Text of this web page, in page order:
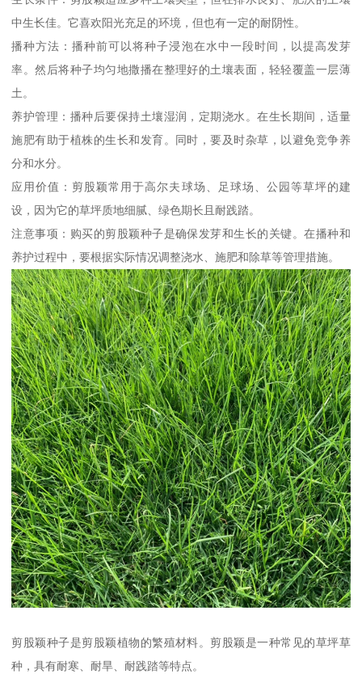
中生长佳。它喜欢阳光充足的环境，但也有一定的耐阴性。
播种方法：播种前可以将种子浸泡在水中一段时间，以提高发芽
率。然后将种子均匀地撒播在整理好的土壤表面，轻轻覆盖一层薄
土。
养护管理：播种后要保持土壤湿润，定期浇水。在生长期间，适量
施肥有助于植株的生长和发育。同时，要及时杂草，以避免竞争养
分和水分。
应用价值：剪股颖常用于高尔夫球场、足球场、公园等草坪的建
设，因为它的草坪质地细腻、绿色期长且耐践踏。
注意事项：购买的剪股颖种子是确保发芽和生长的关键。在播种和
养护过程中，要根据实际情况调整浇水、施肥和除草等管理措施。
剪股颖种子是剪股颖植物的繁殖材料。剪股颖是一种常见的草坪草
种，具有耐寒、耐旱、耐践踏等特点。